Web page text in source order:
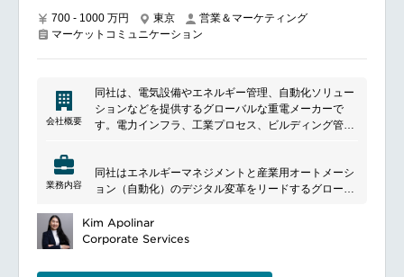
700 - 1000 万円 東京
営業＆マーケティング
マーケットコミュニケーション
会社概要
同社は、電気設備やエネルギー管理、自動化ソリュー
ションなどを提供するグローバルな重電メーカーで
す。電力インフラ、工業プロセス、ビルディング管
業務内容
同社はエネルギーマネジメントと産業用オートメーシ
ョン（自動化）のデジタル変革をリードするグローバ
━━━━━━━━━━━━━━━
■ポジションについて
ブランド認知の向上と需要創出を促進する効果的なマ
Kim Apolinar
Corporate Services